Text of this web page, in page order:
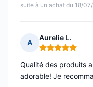
suite à un achat du 18/
A
Aurelie L.
Note : 5 sur 5
Qualité des produits
adorable! Je